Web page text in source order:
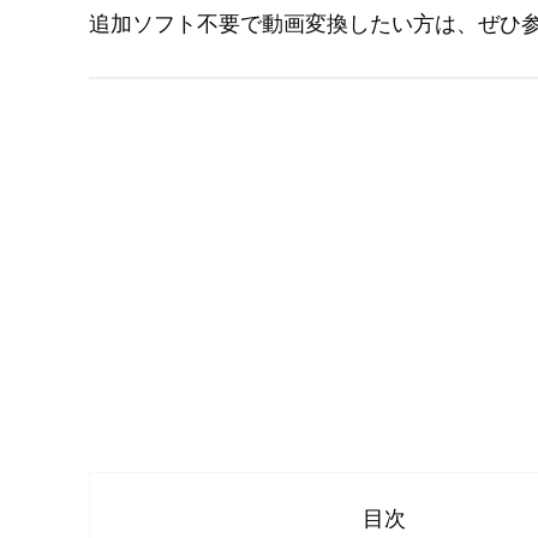
追加ソフト不要で動画変換したい方は、ぜひ
目次